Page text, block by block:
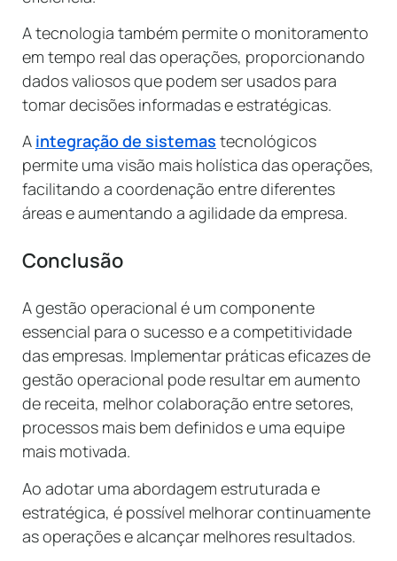
A tecnologia também permite o monitoramento
em tempo real das operações, proporcionando
dados valiosos que podem ser usados para
tomar decisões informadas e estratégicas.
A integração de sistemas tecnológicos
permite uma visão mais holística das operações,
facilitando a coordenação entre diferentes
áreas e aumentando a agilidade da empresa.
Conclusão
A gestão operacional é um componente
essencial para o sucesso e a competitividade
das empresas. Implementar práticas eficazes de
gestão operacional pode resultar em aumento
de receita, melhor colaboração entre setores,
processos mais bem definidos e uma equipe
mais motivada.
Ao adotar uma abordagem estruturada e
estratégica, é possível melhorar continuamente
as operações e alcançar melhores resultados.